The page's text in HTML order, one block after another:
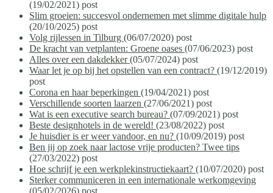
(19/02/2021) post
Slim groeien: succesvol ondernemen met slimme digitale hulp
(20/10/2025) post
Volg rijlessen in Tilburg (06/07/2020) post
De kracht van vetplanten: Groene oases (07/06/2023) post
Alles over een dakdekker(05/07/2024) post
Waar let je op bij het opstellen van een contract? (19/12/2019)
post
Corona en haar beperkingen (19/04/2021) post
Verschillende soorten laarzen (27/06/2021) post
Wat is een executive search bureau? (07/09/2021) post
Beste designhotels in de wereld! (23/08/2022) post
Je huisdier is er weer vandoor, en nu? (10/09/2019) post
Ben jij op zoek naar lactose vrije producten? Twee tips
(27/03/2022) post
Hoe schrijf je een werkplekinstructiekaart? (10/07/2020) post
Sterker communiceren in een internationale werkomgeving
(05/02/2026) post